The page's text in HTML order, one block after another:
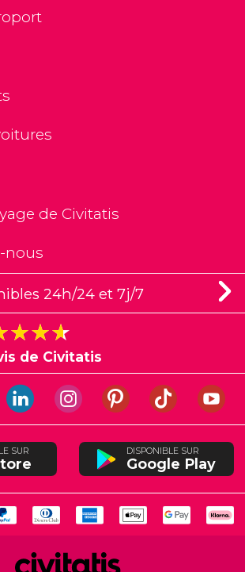
de Civitatis
nous
24h/24 et 7j/7
de Civitatis
SUR DISPONIBLE SUR
Google Play